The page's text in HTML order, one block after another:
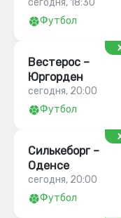
сегодня, 18:30
Футбол
Вестерос –
Юргорден
сегодня, 20:00
Футбол
Силькеборг –
Оденсе
сегодня, 20:00
Футбол